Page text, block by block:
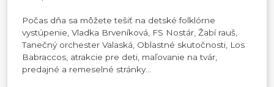
Počas dňa sa môžete tešiť na detské folklórne
vystúpenie, Vladka Brveníková, FS Nostár, Žabí rauš,
Tanečný orchester Valaská, Oblastné skutočnosti, Los
Babraccos, atrakcie pre deti, maľovanie na tvár,
predajné a remeselné stránky...